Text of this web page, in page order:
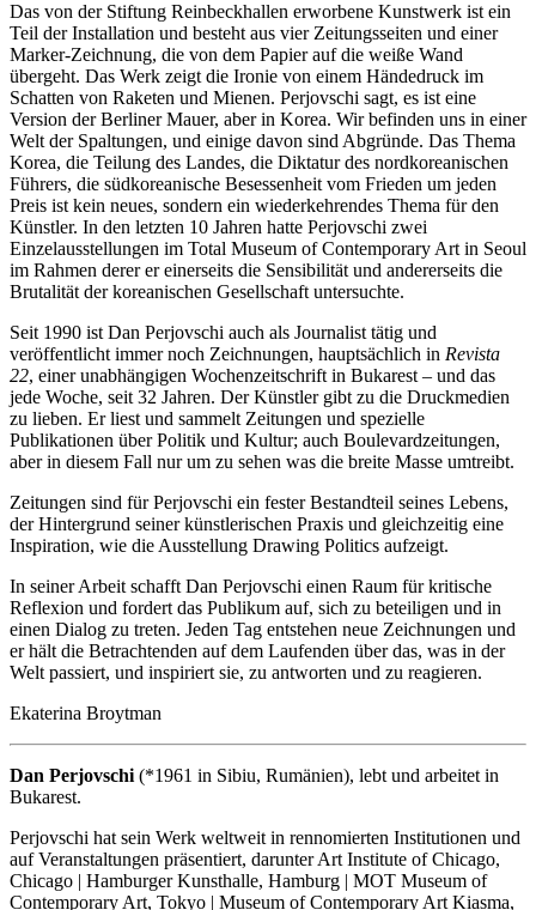
Das von der Stiftung Reinbeckhallen erworbene Kunstwerk ist ein
Teil der Installation und besteht aus vier Zeitungsseiten und einer
Marker-Zeichnung, die von dem Papier auf die weiße Wand
übergeht. Das Werk zeigt die Ironie von einem Händedruck im
Schatten von Raketen und Mienen. Perjovschi sagt, es ist eine
Version der Berliner Mauer, aber in Korea. Wir befinden uns in einer
Welt der Spaltungen, und einige davon sind Abgründe. Das Thema
Korea, die Teilung des Landes, die Diktatur des nordkoreanischen
Führers, die südkoreanische Besessenheit vom Frieden um jeden
Preis ist kein neues, sondern ein wiederkehrendes Thema für den
Künstler. In den letzten 10 Jahren hatte Perjovschi zwei
Einzelausstellungen im Total Museum of Contemporary Art in Seoul
im Rahmen derer er einerseits die Sensibilität und andererseits die
Brutalität der koreanischen Gesellschaft untersuchte.
Seit 1990 ist Dan Perjovschi auch als Journalist tätig und
veröffentlicht immer noch Zeichnungen, hauptsächlich in Revista
22, einer unabhängigen Wochenzeitschrift in Bukarest – und das
jede Woche, seit 32 Jahren. Der Künstler gibt zu die Druckmedien
zu lieben. Er liest und sammelt Zeitungen und spezielle
Publikationen über Politik und Kultur; auch Boulevardzeitungen,
aber in diesem Fall nur um zu sehen was die breite Masse umtreibt.
Zeitungen sind für Perjovschi ein fester Bestandteil seines Lebens,
der Hintergrund seiner künstlerischen Praxis und gleichzeitig eine
Inspiration, wie die Ausstellung Drawing Politics aufzeigt.
In seiner Arbeit schafft Dan Perjovschi einen Raum für kritische
Reflexion und fordert das Publikum auf, sich zu beteiligen und in
einen Dialog zu treten. Jeden Tag entstehen neue Zeichnungen und
er hält die Betrachtenden auf dem Laufenden über das, was in der
Welt passiert, und inspiriert sie, zu antworten und zu reagieren.
Ekaterina Broytman
Dan Perjovschi (*1961 in Sibiu, Rumänien), lebt und arbeitet in
Bukarest.
Perjovschi hat sein Werk weltweit in rennomierten Institutionen und
auf Veranstaltungen präsentiert, darunter Art Institute of Chicago,
Chicago | Hamburger Kunsthalle, Hamburg | MOT Museum of
Contemporary Art, Tokyo | Museum of Contemporary Art Kiasma,